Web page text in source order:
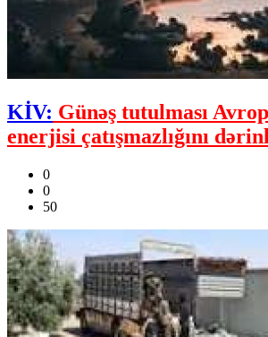
KİV: Günəş tutulması
enerjisi çatışmazlığını
0
0
50